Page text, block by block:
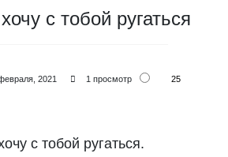
с тобой ругаться
2021 1 просмотр 25
с тобой ругаться.